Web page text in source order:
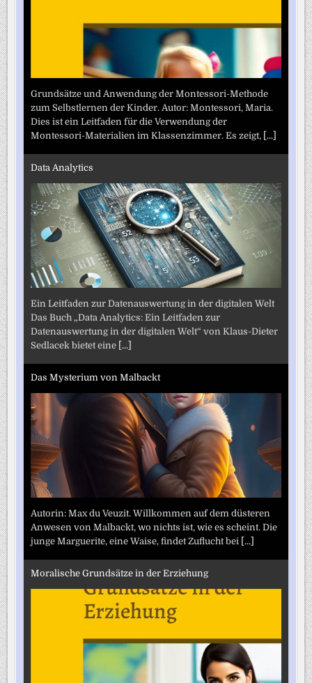
Grundsätze und Anwendung der Montessori-Methode
zum Selbstlernen der Kinder. Autor: Montessori, Maria.
Dies ist ein Leitfaden für die Verwendung der
Montessori-Materialien im Klassenzimmer. Es zeigt, [...]
Data Analytics
Ein Leitfaden zur Datenauswertung in der digitalen Welt
Das Buch „Data Analytics: Ein Leitfaden zur
Datenauswertung in der digitalen Welt“ von Klaus-Dieter
Sedlacek bietet eine [...]
Das Mysterium von Malbackt
Autorin: Max du Veuzit. Willkommen auf dem düsteren
Anwesen von Malbackt, wo nichts ist, wie es scheint. Die
junge Marguerite, eine Waise, findet Zuflucht bei [...]
Moralische Grundsätze in der Erziehung